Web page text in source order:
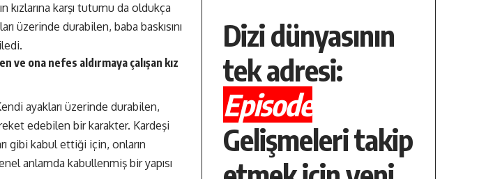
kızlarına karşı tutumu da oldukça
üzerinde durabilen, baba baskısını
ve ona nefes aldırmaya çalışan kız
ayakları üzerinde durabilen,
edebilen bir karakter. Kardeşi
gibi kabul ettiği için, onların
anlamda kabullenmiş bir yapısı
Dizi dünyasının
tek adresi:
Episode
Gelişmeleri takip